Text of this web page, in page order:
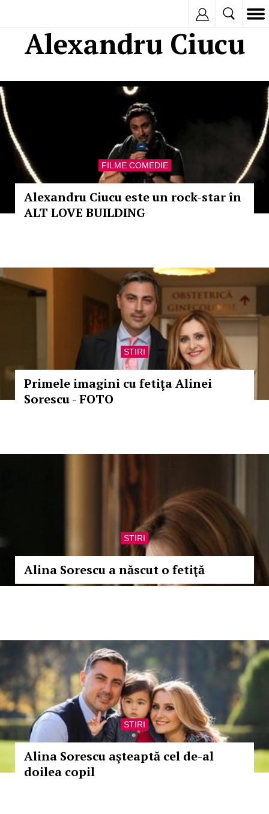
Alexandru Ciucu
FILME COMEDIE
Alexandru Ciucu este un rock-star în
ALT LOVE BUILDING
STIRI
Primele imagini cu fetiţa Alinei
Sorescu - FOTO
STIRI
Alina Sorescu a născut o fetiţă
STIRI
Alina Sorescu aşteaptă cel de-al
doilea copil